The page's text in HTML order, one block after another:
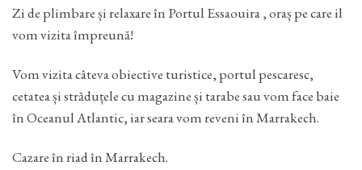
Zi de plimbare și relaxare în Portul Essaouira , oraș pe care il
vom vizita împreună!
Vom vizita câteva obiective turistice, portul pescaresc,
cetatea și străduțele cu magazine și tarabe sau vom face baie
în Oceanul Atlantic, iar seara vom reveni în Marrakech.
Cazare în riad în Marrakech.